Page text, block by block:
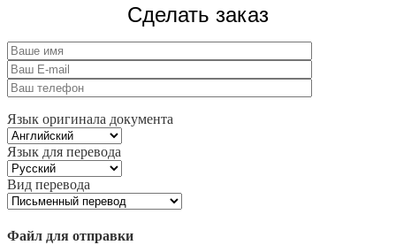
Сделать заказ
Язык оригинала документа
Язык для перевода
Вид перевода
Файл для отправки